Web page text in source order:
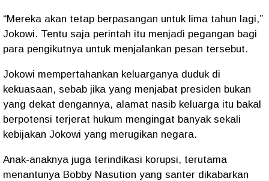
“Mereka akan tetap berpasangan untuk lima tahun lagi,”
Jokowi. Tentu saja perintah itu menjadi pegangan bagi
para pengikutnya untuk menjalankan pesan tersebut.
Jokowi mempertahankan keluarganya duduk di
kekuasaan, sebab jika yang menjabat presiden bukan
yang dekat dengannya, alamat nasib keluarga itu bakal
berpotensi terjerat hukum mengingat banyak sekali
kebijakan Jokowi yang merugikan negara.
Anak-anaknya juga terindikasi korupsi, terutama
menantunya Bobby Nasution yang santer dikabarkan